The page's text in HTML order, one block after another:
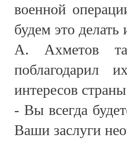
военной
будем это
А. Ахметов
поблагодарил
интересов
- Вы всегда
Ваши заслуги